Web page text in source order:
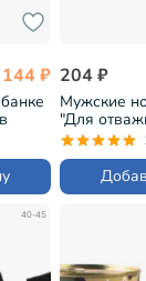
144 ₽ 204 ₽
Мужские
"Для
черные
40-45